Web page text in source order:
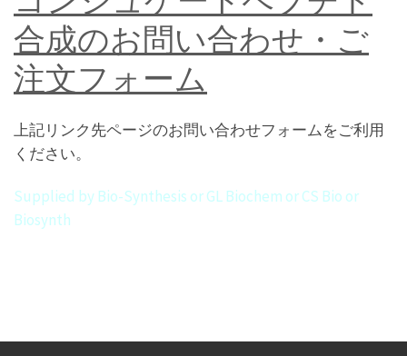
合成のお問い合わせ・ご
注文フォーム
上記リンク先ページのお問い合わせフォームをご利用
ください。
Supplied by Bio-Synthesis or GL Biochem or CS Bio or
Biosynth